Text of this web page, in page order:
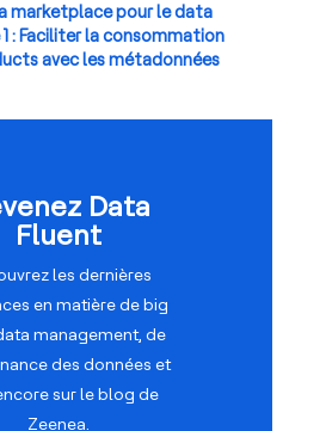
marketplace pour le data
: Faciliter la consommation
avec les métadonnées
Data
Fluent
les dernières
en matière de big
management, de
des données et
sur le blog de
Zeenea.